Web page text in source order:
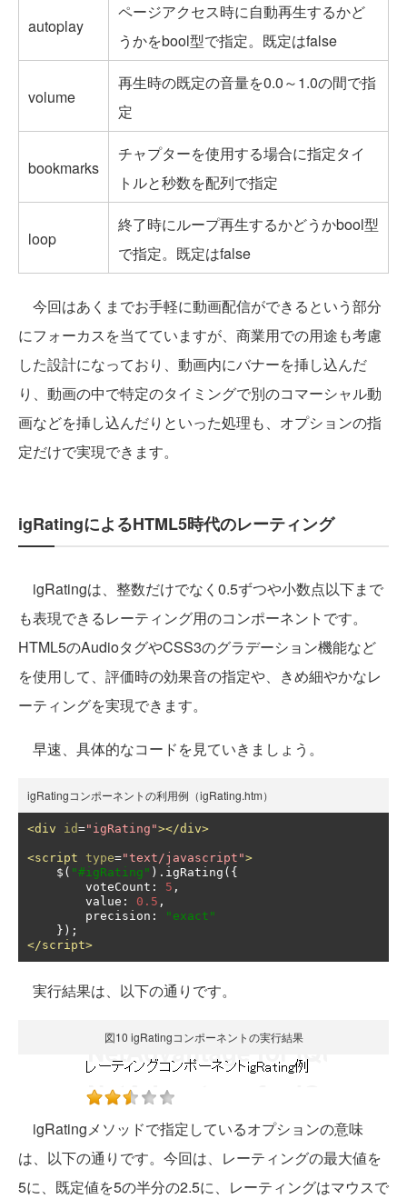
autoplay
ページアクセス時に自動再生するかど
うかをbool型で指定。既定はfalse
volume
再生時の既定の音量を0.0～1.0の間で指
定
bookmarks
チャプターを使用する場合に指定タイ
トルと秒数を配列で指定
loop
終了時にループ再生するかどうかbool型
で指定。既定はfalse
今回はあくまでお手軽に動画配信ができるという部分
にフォーカスを当てていますが、商業用での用途も考慮
した設計になっており、動画内にバナーを挿し込んだ
り、動画の中で特定のタイミングで別のコマーシャル動
画などを挿し込んだりといった処理も、オプションの指
定だけで実現できます。
igRatingによるHTML5時代のレーティング
igRatingは、整数だけでなく0.5ずつや小数点以下まで
も表現できるレーティング用のコンポーネントです。
HTML5のAudioタグやCSS3のグラデーション機能など
を使用して、評価時の効果音の指定や、きめ細やかなレ
ーティングを実現できます。
早速、具体的なコードを見ていきましょう。
igRatingコンポーネントの利用例（igRating.htm）
<div id="igRating"></div>
<script type="text/javascript">
    $
( "#igRating" ). igRating ({
        voteCount
: 5 ,
        value
: 0.5 ,
        precision
:
"exact"
});
</script>
実行結果は、以下の通りです。
図10 igRatingコンポーネントの実行結果
igRatingメソッドで指定しているオプションの意味
は、以下の通りです。今回は、レーティングの最大値を
5に、既定値を5の半分の2.5に、レーティングはマウスで